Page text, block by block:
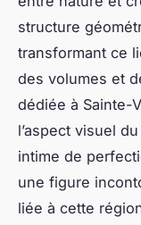
structure
transformant ce
des volumes et
dédiée à Sainte-
l’aspect visuel
intime de
une figure
liée à cette